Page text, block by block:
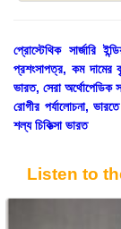
প্রোস্টেথিক সার্জারি
প্রশংসাপত্র, কম দামের
ভারত, সেরা অর্থোপেডিক
রোগীর পর্যালোচনা,
শল্য চিকিত্সা ভারত
Listen to